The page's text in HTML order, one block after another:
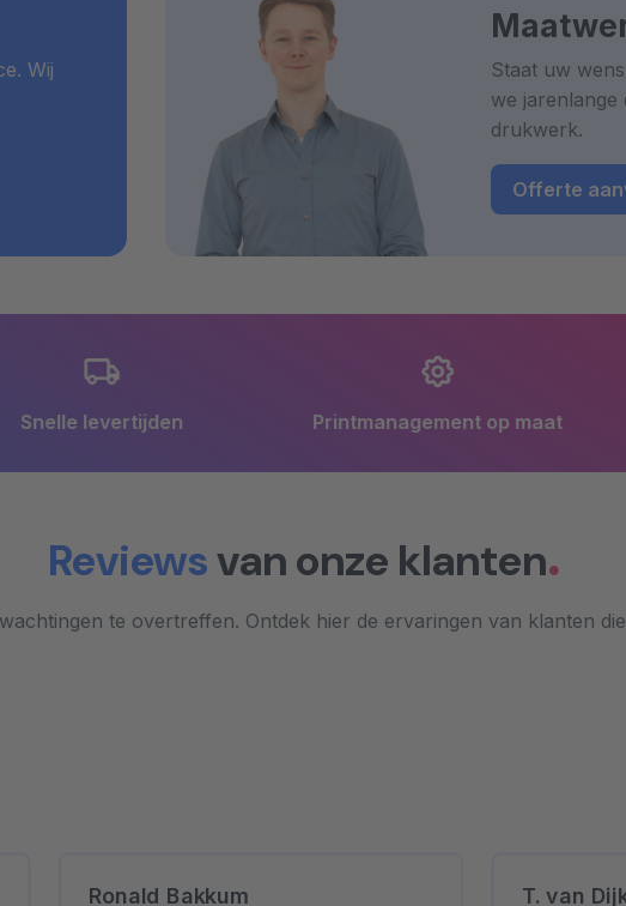
Wij
Staat uw
we
drukwerk.
Offerte
Printmanagement op maat
Reviewsvan onze klanten
te overtreffen. Ontdek hier de ervaringen van klanten
T. van
Ronald Bakkum